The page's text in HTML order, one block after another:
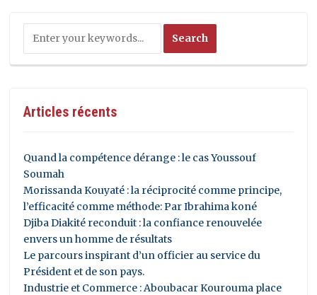
Articles récents
Quand la compétence dérange : le cas Youssouf
Soumah
Morissanda Kouyaté : la réciprocité comme principe,
l’efficacité comme méthode: Par Ibrahima koné
Djiba Diakité reconduit : la confiance renouvelée
envers un homme de résultats
Le parcours inspirant d’un officier au service du
Président et de son pays.
Industrie et Commerce : Aboubacar Kourouma place